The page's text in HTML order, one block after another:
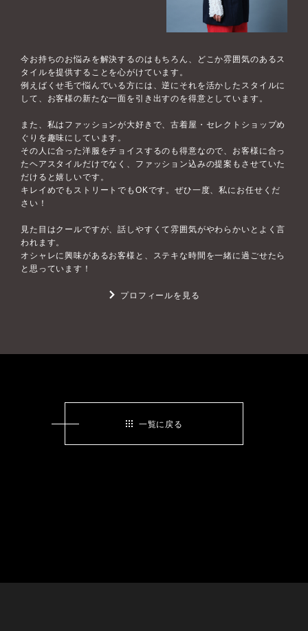
今お持ちのお悩みを解決するのはもちろん、どこか雰囲気のあるス
タイルを提供することを心がけています。
例えばくせ毛で悩んでいる方には、逆にそれを活かしたスタイルに
して、お客様の新たな一面を引き出すのを得意としています。
また、私はファッションが大好きで、古着屋・セレクトショップめ
ぐりを趣味にしています。
その人に合った洋服をチョイスするのも得意なので、お客様に合っ
たヘアスタイルだけでなく、ファッション込みの提案もさせていた
だけると嬉しいです。
キレイめでもストリートでもOKです。ぜひ一度、私にお任せくだ
さい！
見た目はクールですが、話しやすくて雰囲気がやわらかいとよく言
われます。
オシャレに興味があるお客様と、ステキな時間を一緒に過ごせたら
と思っています！
プロフィールを見る
一覧に戻る